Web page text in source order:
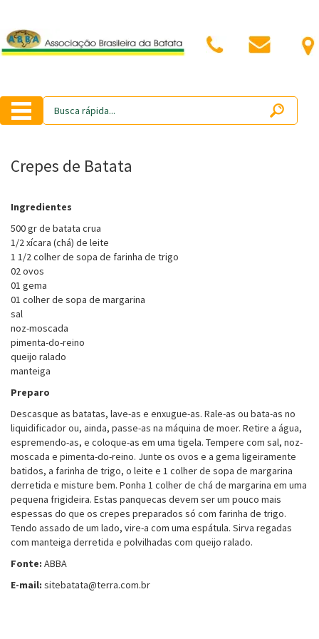
Crepes de Batata
Ingredientes
500 gr de batata crua
1/2 xícara (chá) de leite
1 1/2 colher de sopa de farinha de trigo
02 ovos
01 gema
01 colher de sopa de margarina
sal
noz-moscada
pimenta-do-reino
queijo ralado
manteiga
Preparo
Descasque as batatas, lave-as e enxugue-as. Rale-as ou bata-as no
liquidificador ou, ainda, passe-as na máquina de moer. Retire a água,
espremendo-as, e coloque-as em uma tigela. Tempere com sal, noz-
moscada e pimenta-do-reino. Junte os ovos e a gema ligeiramente
batidos, a farinha de trigo, o leite e 1 colher de sopa de margarina
derretida e misture bem. Ponha 1 colher de chá de margarina em uma
pequena frigideira. Estas panquecas devem ser um pouco mais
espessas do que os crepes preparados só com farinha de trigo.
Tendo assado de um lado, vire-a com uma espátula. Sirva regadas
com manteiga derretida e polvilhadas com queijo ralado.
Fonte: ABBA
E-mail: sitebatata@terra.com.br